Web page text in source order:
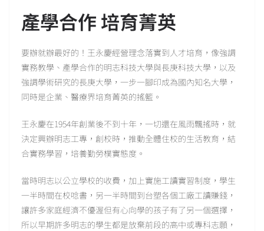
產學合作 培育菁英
要辦就辦最好的！王永慶經營理念落實到人才培育，像強調
實務教學、產學合作的明志科技大學與長庚科技大學，以及
強調學術研究的長庚大學，一步一腳印成為國內知名大學，
同時是企業、醫療界培育菁英的搖籃。
王永慶在1954年創業後不到十年，一切還在風雨飄搖時，就
決定興辦明志工專，創校時，推動全體住校的生活教育，結
合實務學習，培養勤勞樸實態度。
當時明志以公立學校的收費，加上實施工讀實習制度，學生
一半時間在校唸書，另一半時間到台塑各個工廠工讀賺錢，
讓許多家庭經濟不優渥但有心向學的孩子有了另一個選擇，
所以早期許多明志的學生都是放棄前段的高中或專科志願，